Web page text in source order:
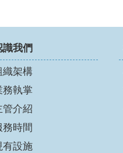
識我們
織架構
務執掌
管介紹
務時間
有設施